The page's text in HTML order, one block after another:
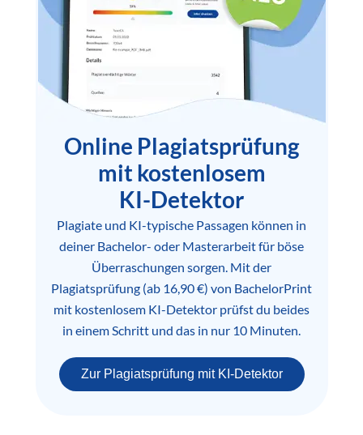
Online Plagiatsprüfung
mit kostenlosem
KI-Detektor
Plagiate und KI-typische Passagen können in
deiner Bachelor- oder Masterarbeit für böse
Überraschungen sorgen. Mit der
Plagiatsprüfung (ab 16,90 €) von BachelorPrint
mit kostenlosem KI-Detektor prüfst du beides
in einem Schritt und das in nur 10 Minuten.
Zur Plagiatsprüfung mit KI-Detektor